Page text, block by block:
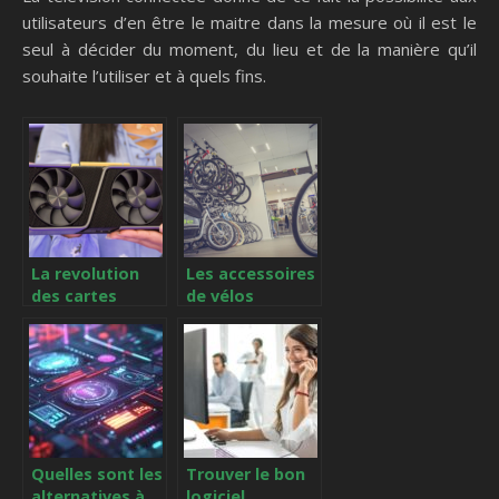
utilisateurs d’en être le maitre dans la mesure où il est le
seul à décider du moment, du lieu et de la manière qu’il
souhaite l’utiliser et à quels fins.
La revolution
des cartes
externes : une
solution
innovante pour
booster les
performances
de votre
ordinateur
Les accessoires
de vélos
tout ce qu’il
faut savoir
Quelles sont les
Trouver le bon